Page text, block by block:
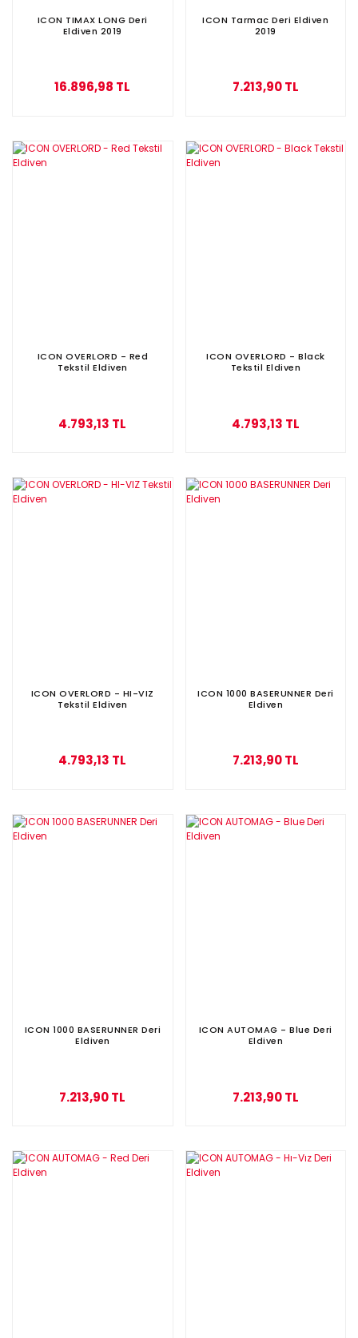
ICON TIMAX LONG Deri
Eldiven 2019
16.896,98 TL
ICON Tarmac Deri Eldiven
2019
7.213,90 TL
ICON OVERLORD - Red
Tekstil Eldiven
4.793,13 TL
ICON OVERLORD - Black
Tekstil Eldiven
4.793,13 TL
ICON OVERLORD - HI-VIZ
Tekstil Eldiven
4.793,13 TL
ICON 1000 BASERUNNER Deri
Eldiven
7.213,90 TL
ICON 1000 BASERUNNER Deri
Eldiven
7.213,90 TL
ICON AUTOMAG - Blue Deri
Eldiven
7.213,90 TL